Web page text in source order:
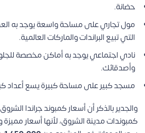
حضانة.
مول تجاري على مساحة واسعة يوجد به
التي تبيع البراندات والماركات العالمية.
نادي اجتماعي يوجد به أماكن مخصصة
وأصدقائك.
مسجد كبير على مساحة كبيرة يسع أعداد
والجدير بالذكر أن أسعار كمبوند جراندا
كمبوندات مدينة الشروق، لأنها أسعار مميزة